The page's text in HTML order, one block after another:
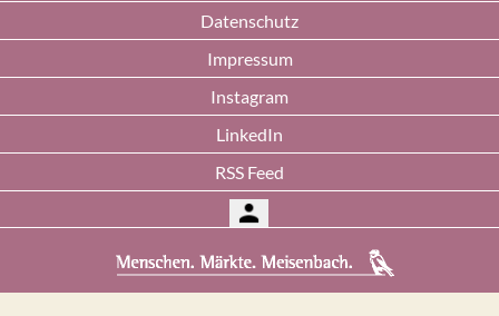
Datenschutz
Impressum
Instagram
LinkedIn
RSS Feed